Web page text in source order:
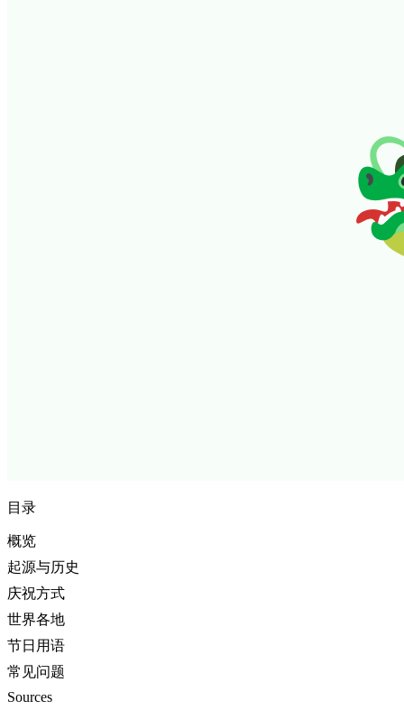
目录
概览
起源与历史
庆祝方式
世界各地
节日用语
常见问题
Sources